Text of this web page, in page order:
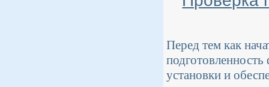
Перед тем как
установки и